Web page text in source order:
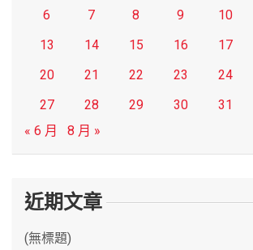
6 7 8 9 10
13
14 15 16 17
20
21 22 23 24
27
28 29 30
31
« 6 月
8 月 »
近期文章
(無標題)